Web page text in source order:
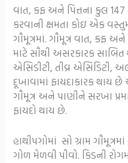
વાત, કફ અને પિત્તના કુલ
કરવાની ક્ષમતા કોઇ એક
ગૌમૂત્રમાં. ગૌમૂત્ર વાત, કફ
માટે સૌથી અસરકારક સાબિત
એસિડીટી, તીવ્ર એસિડિટી,
દૂખાવામાં ફાયદાકારક થાય
ગૌમૂત્ર અને પાણીને સરખા
ફાયદો થાય છે.
હાથીપગોમાં સો ગ્રામ
ગોળ મેળવી પીવો. કિડની